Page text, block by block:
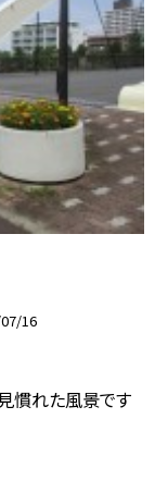
16
慣れた風景です